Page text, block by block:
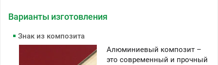
Варианты изготовления
Знак из композита
Алюминиевый композит –
это современный и прочный